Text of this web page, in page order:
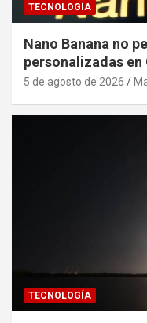
TECNOLOGÍA
Nano Banana no
personalizadas en
5 de agosto de 2026
TECNOLOGÍA